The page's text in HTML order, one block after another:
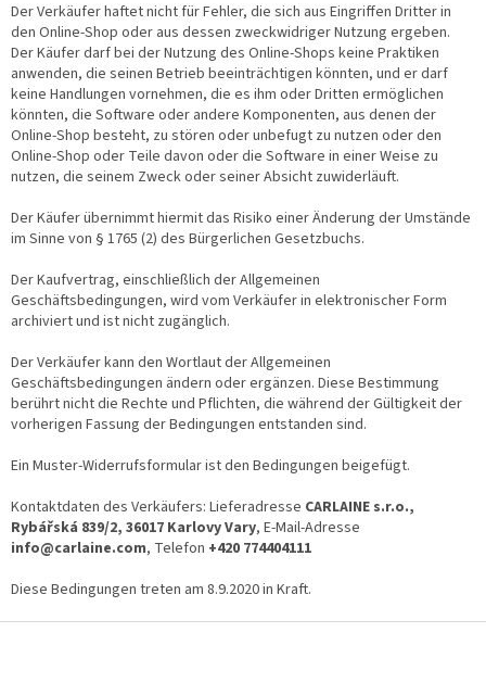
Der Verkäufer haftet nicht für Fehler, die sich aus Eingriffen Dritter in
den Online-Shop oder aus dessen zweckwidriger Nutzung ergeben.
Der Käufer darf bei der Nutzung des Online-Shops keine Praktiken
anwenden, die seinen Betrieb beeinträchtigen könnten, und er darf
keine Handlungen vornehmen, die es ihm oder Dritten ermöglichen
könnten, die Software oder andere Komponenten, aus denen der
Online-Shop besteht, zu stören oder unbefugt zu nutzen oder den
Online-Shop oder Teile davon oder die Software in einer Weise zu
nutzen, die seinem Zweck oder seiner Absicht zuwiderläuft.
Der Käufer übernimmt hiermit das Risiko einer Änderung der Umstände
im Sinne von § 1765 (2) des Bürgerlichen Gesetzbuchs.
Der Kaufvertrag, einschließlich der Allgemeinen
Geschäftsbedingungen, wird vom Verkäufer in elektronischer Form
archiviert und ist nicht zugänglich.
Der Verkäufer kann den Wortlaut der Allgemeinen
Geschäftsbedingungen ändern oder ergänzen. Diese Bestimmung
berührt nicht die Rechte und Pflichten, die während der Gültigkeit der
vorherigen Fassung der Bedingungen entstanden sind.
Ein Muster-Widerrufsformular ist den Bedingungen beigefügt.
Kontaktdaten des Verkäufers: Lieferadresse CARLAINE s.r.o.,
Rybářská 839/2, 36017 Karlovy Vary, E-Mail-Adresse
info@carlaine.com, Telefon +420 774404111
Diese Bedingungen treten am 8.9.2020 in Kraft.